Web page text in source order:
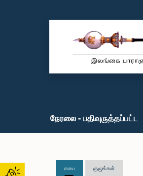
நேரலை - பதிவுருத்தப்பட்ட
சபை குழுக்கள்